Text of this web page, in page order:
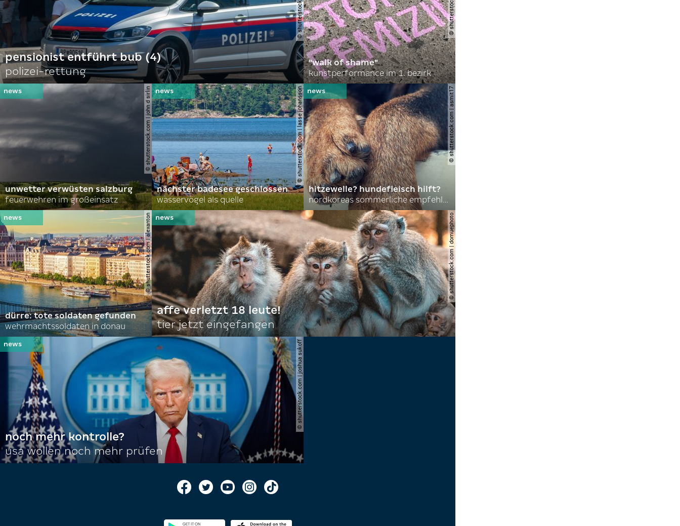
pensionist entführt bub (4)
polizei-rettung
"walk of shame"
kunstperformance im 1. bezirk
© shutterstock.com | john d sirlin
unwetter verwüsten salzburg
feuerwehren im großeinsatz
© shutterstock.com | lasse johansson
nächster badesee geschlossen
wasservögel als quelle
© shutterstock.com | asmit17
hitzewelle? hundefleisch hilft?
nordkoreas sommerliche empfehlungen
© shutterstock.com | alexanton
dürre: tote soldaten gefunden
wehrmachtssoldaten in donau
© shutterstock.com | domuephoto
affe verletzt 18 leute!
tier jetzt eingefangen
© shutterstock.com | joshua sukoff
noch mehr kontrolle?
usa wollen noch mehr prüfen